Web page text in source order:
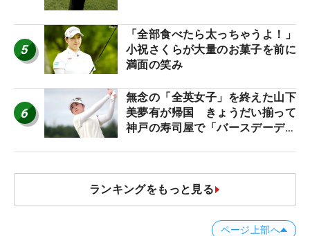
5
「全部食べたら太っちゃうよ！」
小祝さくらが大量のお菓子を前に
満面の笑み
6
無念の「全英女子」を終えた山下
美夢有が帰国 きょうだい揃って
神戸の寿司屋で「バースデーディ
ランキングをもっと見る
ページ上部へ